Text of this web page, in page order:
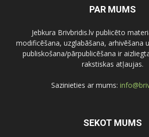
PAR MUMS
Jebkura Brivbridis.lv publicēto
modificēšana, uzglabāšana, arhivēšana
publiskošana/pārpublicēšana ir
rakstiskas atļaujas.
Sazinieties ar mums:
SEKOT MUMS